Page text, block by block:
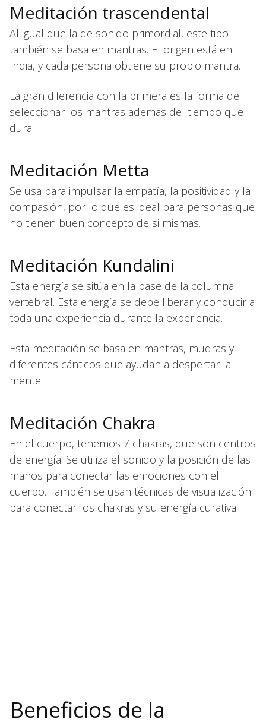
Meditación trascendental
Al igual que la de sonido primordial, este tipo
también se basa en mantras. El origen está en
India, y cada persona obtiene su propio mantra.
La gran diferencia con la primera es la forma de
seleccionar los mantras además del tiempo que
dura.
Meditación Metta
Se usa para impulsar la empatía, la positividad y la
compasión, por lo que es ideal para personas que
no tienen buen concepto de si mismas.
Meditación Kundalini
Esta energía se sitúa en la base de la columna
vertebral. Esta energía se debe liberar y conducir a
toda una experiencia durante la experiencia.
Esta meditación se basa en mantras, mudras y
diferentes cánticos que ayudan a despertar la
mente.
Meditación Chakra
En el cuerpo, tenemos 7 chakras, que son centros
de energía. Se utiliza el sonido y la posición de las
manos para conectar las emociones con el
cuerpo. También se usan técnicas de visualización
para conectar los chakras y su energía curativa.
Beneficios de la